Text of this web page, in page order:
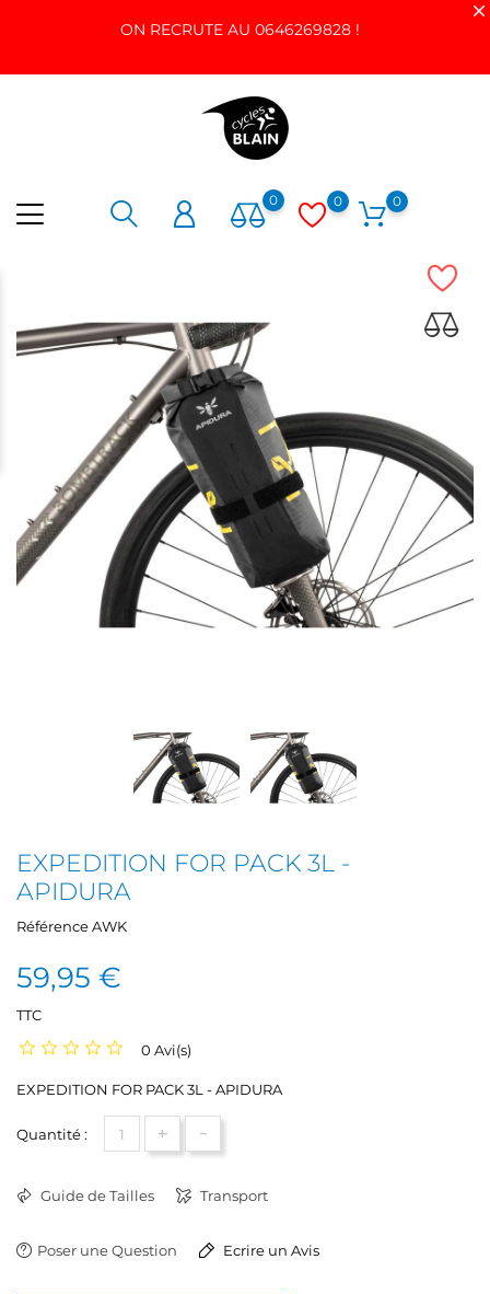
ON RECRUTE AU 0646269828 !
0 0 0
EXPEDITION FOR PACK 3L -
APIDURA
RéférenceAWK
59,95 €
TTC
0 Avi(s)
EXPEDITION FOR PACK 3L - APIDURA
Quantité : + -
Guide de Tailles Transport
Poser une Question Ecrire un Avis